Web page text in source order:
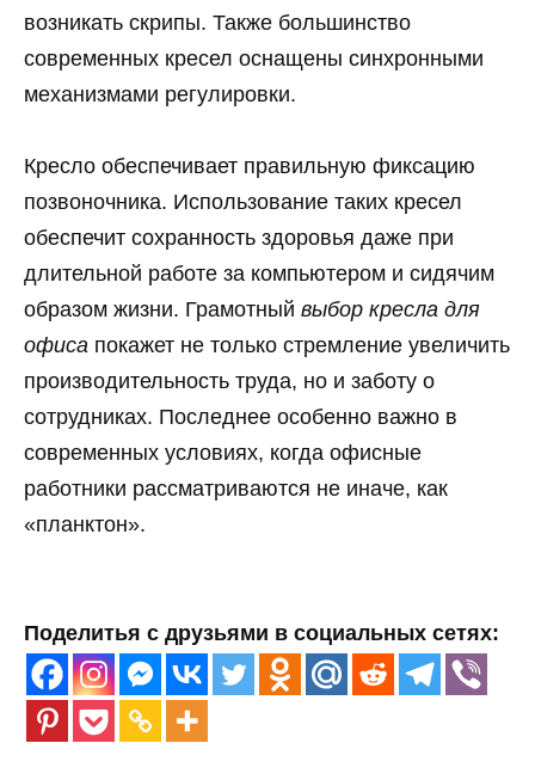
возникать скрипы. Также большинство
современных кресел оснащены синхронными
механизмами регулировки.
Кресло обеспечивает правильную фиксацию
позвоночника. Использование таких кресел
обеспечит сохранность здоровья даже при
длительной работе за компьютером и сидячим
образом жизни. Грамотный выбор кресла для
офиса покажет не только стремление увеличить
производительность труда, но и заботу о
сотрудниках. Последнее особенно важно в
современных условиях, когда офисные
работники рассматриваются не иначе, как
«планктон».
Поделитья с друзьями в социальных сетях: